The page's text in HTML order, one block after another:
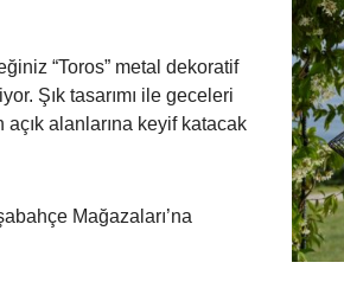
“Toros” metal dekoratif
Şık tasarımı ile geceleri
alanlarına keyif katacak
Mağazaları’na